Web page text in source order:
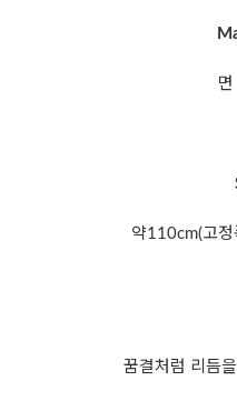
약110cm(고
꿈결처럼 리듬